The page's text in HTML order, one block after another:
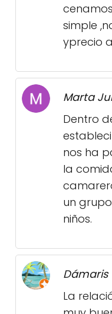
simple
yprecio
Marta
Dentro
nos ha
la
un
niños.
Dámaris
La